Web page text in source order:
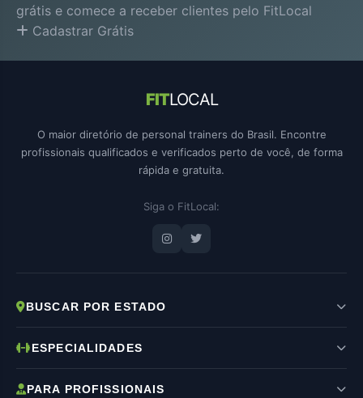
grátis e comece a receber clientes pelo FitLocal
Cadastrar Grátis
FITLOCAL
O maior diretório de personal trainers do Brasil. Encontre
profissionais qualificados e verificados perto de você, de forma
rápida e gratuita.
Siga o FitLocal:
BUSCAR POR ESTADO
ESPECIALIDADES
PARA PROFISSIONAIS